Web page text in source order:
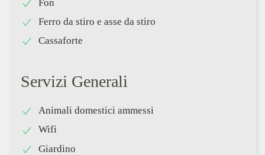
Fon
Ferro da stiro e asse da stiro
Cassaforte
Servizi Generali
Animali domestici ammessi
Wifi
Giardino